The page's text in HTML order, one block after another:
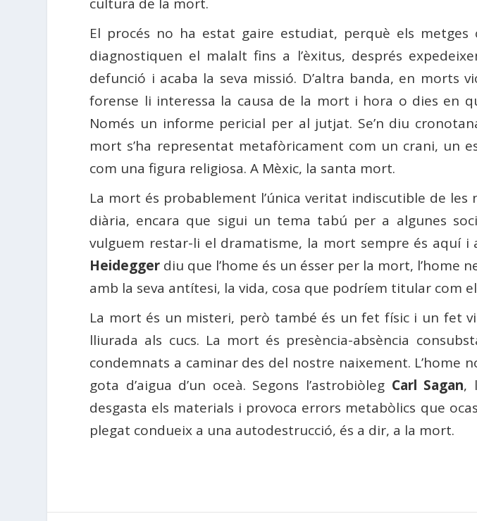
El procés no ha estat gaire estudiat, perquè els metges
diagnostiquen el malalt fins a l’èxitus, després
defunció i acaba la seva missió. D’altra banda, en morts
forense li interessa la causa de la mort i hora o dies en
Només un informe pericial per al jutjat. Se’n diu
mort s’ha representat metafòricament com un crani, un
com una figura religiosa. A Mèxic, la santa mort.
La mort és probablement l’única veritat indiscutible de
diària, encara que sigui un tema tabú per a algunes
vulguem restar-li el dramatisme, la mort sempre és aquí
Heidegger diu que l’home és un ésser per la mort,
amb la seva antítesi, la vida, cosa que podríem titular com
La mort és un misteri, però també és un fet físic i un fet
lliurada als cucs. La mort és presència-absència
condemnats a caminar des del nostre naixement. L’home
gota d’aigua d’un oceà. Segons l’astrobiòleg Carl Sagan,
desgasta els materials i provoca errors metabòlics que
plegat condueix a una autodestrucció, és a dir, a la mort.